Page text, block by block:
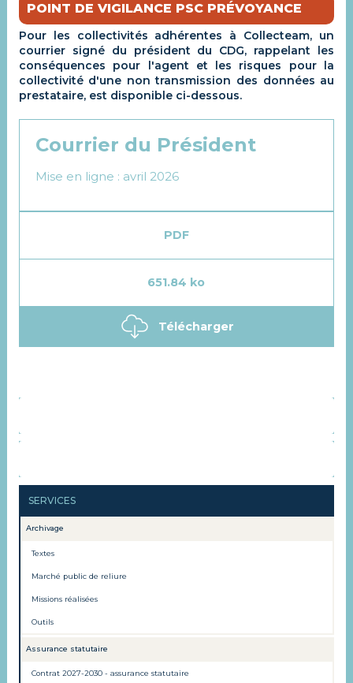
SERVICES
Archivage
Textes
Marché public de reliure
Missions réalisées
Outils
Assurance statutaire
Contrat 2027-2030 - assurance statutaire
POINT DE VIGILANCE PSC PRÉVOYANCE
Pour les collectivités adhérentes à Collecteam, un
courrier signé du président du CDG, rappelant les
conséquences pour l'agent et les risques pour la
collectivité d'une non transmission des données au
prestataire, est disponible ci-dessous.
Courrier du Président
Mise en ligne : avril 2026
PDF
651.84 ko
Télécharger